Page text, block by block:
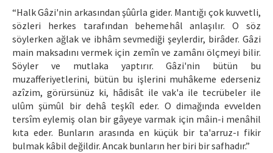
“Halk Gâzi'nin arkasından şûûrla gider. Mantığı çok kuvvetli,
sözleri herkes tarafından behemehâl anlaşılır. O söz
söylerken ağlak ve ibhâm sevmediği şeylerdir, birâder. Gâzi
main maksadını vermek için zemîn ve zamânı ölçmeyi bilir.
Söyler ve mutlaka yaptırır. Gâzi'nin bütün bu
muzafferiyetlerini, bütün bu işlerini muhâkeme ederseniz
azîzim, görürsünüz ki, hâdisât ile vak'a ile tecrübeler ile
ulûm şümûl bir dehâ teşkîl eder. O dimağında evvelden
tersîm eylemiş olan bir gâyeye varmak için mâin-i menâhil
kıta eder. Bunların arasında en küçük bir ta'arruz-ı fikir
bulmak kâbil değildir. Ancak bunların her biri bir safhadır.”